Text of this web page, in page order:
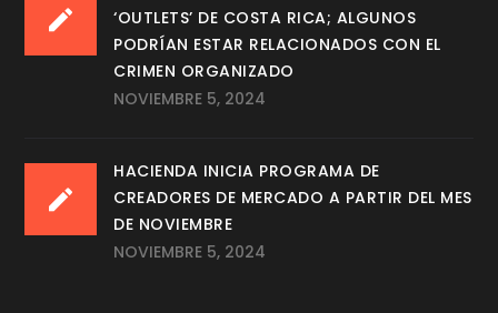
‘OUTLETS’ DE COSTA RICA; ALGUNOS
PODRÍAN ESTAR RELACIONADOS CON EL
CRIMEN ORGANIZADO
NOVIEMBRE 5, 2024
HACIENDA INICIA PROGRAMA DE
CREADORES DE MERCADO A PARTIR DEL MES
DE NOVIEMBRE
NOVIEMBRE 5, 2024